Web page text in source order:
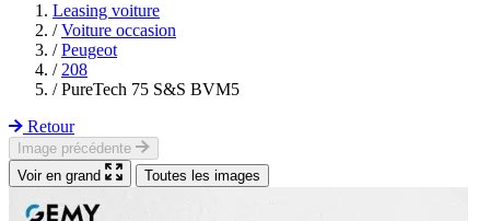
Leasing voiture
/ Voiture occasion
/ Peugeot
/ 208
/ PureTech 75 S&S BVM5
Retour
Image précédente
Voir en grand
Toutes les images